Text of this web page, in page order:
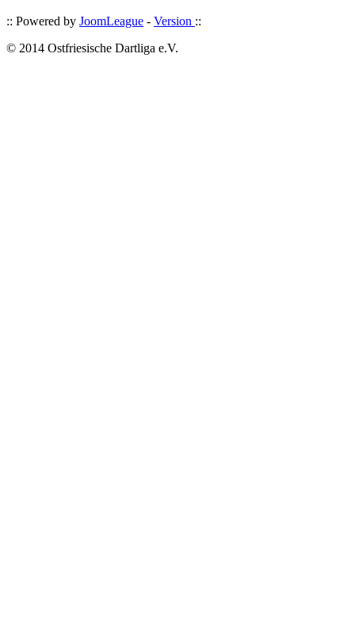
:: Powered by JoomLeague - Version ::
© 2014 Ostfriesische Dartliga e.V.